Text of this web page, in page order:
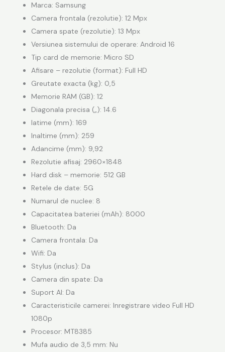
Marca: Samsung
Camera frontala (rezolutie): 12 Mpx
Camera spate (rezolutie): 13 Mpx
Versiunea sistemului de operare: Android 16
Tip card de memorie: Micro SD
Afisare – rezolutie (format): Full HD
Greutate exacta (kg): 0,5
Memorie RAM (GB): 12
Diagonala precisa („): 14.6
latime (mm): 169
Inaltime (mm): 259
Adancime (mm): 9,92
Rezolutie afisaj: 2960×1848
Hard disk – memorie: 512 GB
Retele de date: 5G
Numarul de nuclee: 8
Capacitatea bateriei (mAh): 8000
Bluetooth: Da
Camera frontala: Da
Wifi: Da
Stylus (inclus): Da
Camera din spate: Da
Suport AI: Da
Caracteristicile camerei: Inregistrare video Full HD
1080p
Procesor: MT8385
Mufa audio de 3,5 mm: Nu